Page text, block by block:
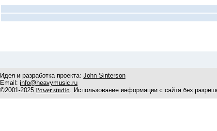
Идея и разработка проекта: John Sinterson
Email: info@heavymusic.ru
©2001-2025 Power studio. Использование информации с сайта без